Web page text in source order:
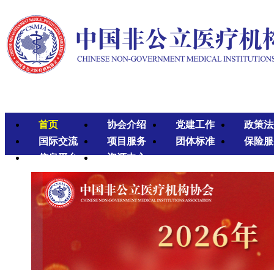
首页 协会介绍 党建工作
政策
国际交流
项目服务 团体标准
保险
信息平台
资源中心